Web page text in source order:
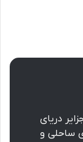
دریای
ساحلی و